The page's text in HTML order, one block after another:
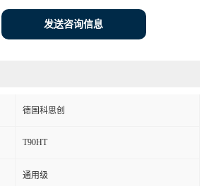
发送咨询信息
德国科思创
T90HT
通用级